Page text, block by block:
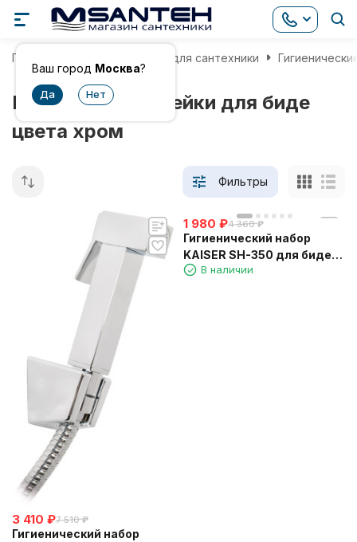
Ваш город Москва?
Главная Комплектующие для сантехники
Гигиенические лейки для биде
цвета хром
Фильтры
3 410 ₽7 510 ₽
Гигиенический набор
1 980 ₽4 360 ₽
Гигиенический набор
KAISER SH-350 для биде:
лейка, шланг, 2
В наличии